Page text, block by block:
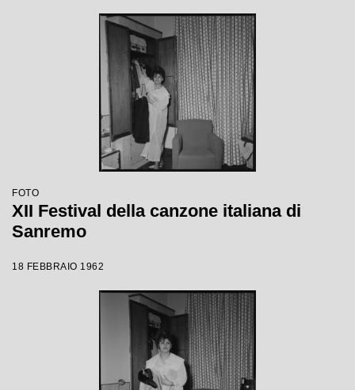
FOTO
XII Festival della canzone italiana di
Sanremo
18 FEBBRAIO 1962